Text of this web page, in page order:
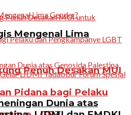
Penuh Desakan MUI
Pidana bagi Pelaku
Mengenal Lima
Dunia atas